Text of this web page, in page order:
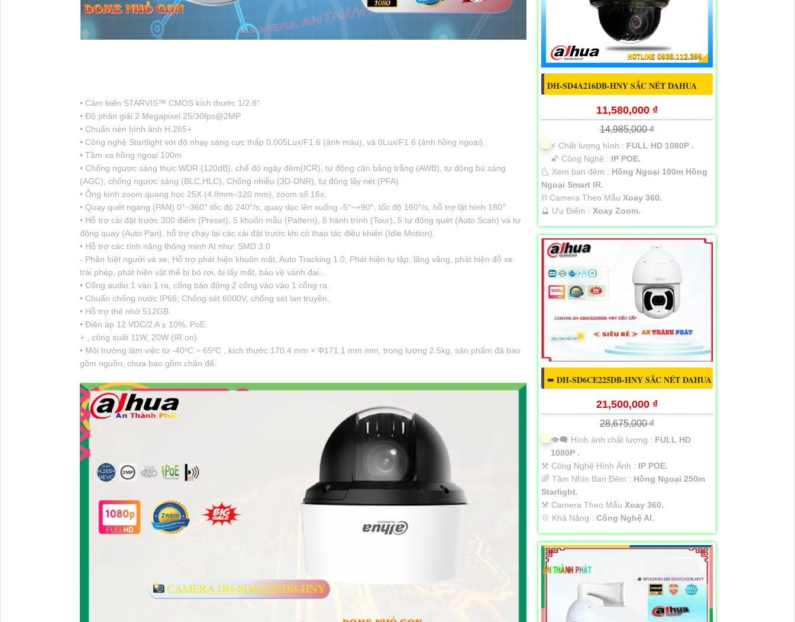
• Cảm biến STARVIS™ CMOS kích thước 1/2.8"
• Độ phân giải 2 Megapixel 25/30fps@2MP
• Chuẩn nén hình ảnh H.265+
• Công nghệ Startlight với độ nhạy sáng cực thấp 0.005Lux/F1.6 (ảnh màu), và 0Lux/F1.6 (ảnh hồng ngoại).
• Tầm xa hồng ngoại 100m
• Chống ngược sáng thực WDR (120dB), chế độ ngày đêm(ICR), tự động cân bằng trắng (AWB), tự động bù sáng
(AGC), chống ngược sáng (BLC,HLC), Chống nhiễu (3D-DNR), tự động lấy nét (PFA)
• Ống kính zoom quang học 25X (4.8mm–120 mm), zoom số 16x.
• Quay quét ngang (PAN) 0°~360° tốc độ 240°/s, quay dọc lên xuống -5°~+90°, tốc độ 160°/s, hỗ trợ lật hình 180°
• Hỗ trợ cài đặt trước 300 điểm (Preset), 5 khuôn mẫu (Pattern), 8 hành trình (Tour), 5 tự động quét (Auto Scan) và tự
động quay (Auto Pan), hỗ trợ chạy lại các cài đặt trước khi có thao tác điều khiển (Idle Motion).
• Hỗ trợ các tính năng thông minh AI như: SMD 3.0
- Phân biệt người và xe, Hỗ trợ phát hiện khuôn mặt, Auto Tracking 1.0, Phát hiện tụ tập, lãng vãng, phát hiện đỗ xe
trái phép, phát hiện vật thể bị bỏ rơi, bị lấy mất, bảo vệ vành đai...
• Cổng audio 1 vào 1 ra, cổng báo động 2 cổng vào vào 1 cổng ra.
• Chuẩn chống nước IP66; Chống sét 6000V, chống sét lan truyền,
• Hỗ trợ thẻ nhớ 512GB
• Điện áp 12 VDC/2 A ± 10%, PoE
+ , công suất 11W, 20W (IR on)
• Môi trường làm việc từ -40ºC ~ 65ºC , kích thước 170.4 mm × Φ171.1 mm mm, trọng lượng 2.5kg, sản phẩm đã bao
gồm nguồn, chưa bao gồm chân đế.
DH-SD4A216DB-HNY SẮC NÉT DAHUA
11,580,000 ₫
14,985,000 ₫
️⚡ Chất lượng hình : FULL HD 1080P .
🌠 Công Nghệ : IP POE.
🌜 Xem ban đêm : Hồng Ngoại 100m Hồng
Ngoại Smart IR.
⛓ Camera Theo Mẫu Xoay 360.
️🔮 Ưu Điểm : Xoay Zoom.
➠ DH-SD6CE225DB-HNY SẮC NÉT DAHUA
21,500,000 ₫
28,675,000 ₫
👁️‍🗨 Hình ảnh chất lượng : FULL HD
1080P .
⚒ Công Nghệ Hình Ảnh : IP POE.
🌈 Tầm Nhìn Ban Đêm : Hồng Ngoại 250m
Starlight.
⚒ Camera Theo Mẫu Xoay 360.
️💠 Khả Năng : Công Nghệ AI.